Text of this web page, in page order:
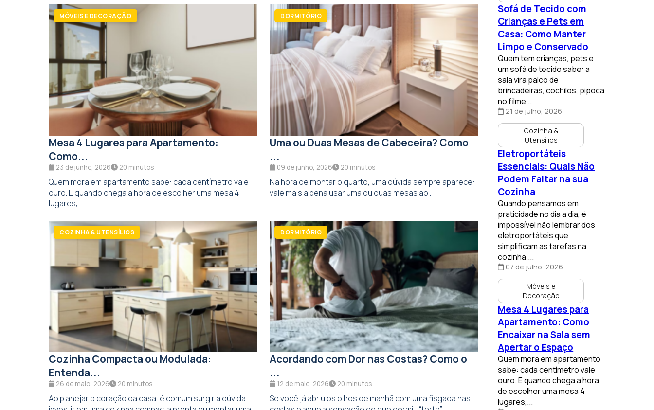
MÓVEIS E DECORAÇÃO
Mesa 4 Lugares para Apartamento:
Como...
23 de junho, 2026 20 minutos
Quem mora em apartamento sabe: cada centímetro vale
ouro. E quando chega a hora de escolher uma mesa 4
lugares,...
DORMITÓRIO
Uma ou Duas Mesas de Cabeceira? Como
...
09 de junho, 2026 20 minutos
Na hora de montar o quarto, uma dúvida sempre aparece:
vale mais a pena usar uma ou duas mesas ao...
COZINHA & UTENSÍLIOS
Cozinha Compacta ou Modulada:
Entenda...
26 de maio, 2026 20 minutos
Ao planejar o coração da casa, é comum surgir a dúvida:
DORMITÓRIO
Acordando com Dor nas Costas? Como o
...
12 de maio, 2026 20 minutos
Se você já abriu os olhos de manhã com uma fisgada nas
Sofá de Tecido com
Crianças e Pets em
Casa: Como Manter
Limpo e Conservado
Quem tem crianças, pets e
um sofá de tecido sabe: a
sala vira palco de
brincadeiras, cochilos, pipoca
no filme...
21 de julho, 2026
Cozinha &
Utensílios
Eletroportáteis
Essenciais: Quais Não
Podem Faltar na sua
Cozinha
Quando pensamos em
praticidade no dia a dia, é
impossível não lembrar dos
eletroportáteis que
simplificam as tarefas na
cozinha....
07 de julho, 2026
Móveis e
Decoração
Mesa 4 Lugares para
Apartamento: Como
Encaixar na Sala sem
Apertar o Espaço
Quem mora em apartamento
sabe: cada centímetro vale
ouro. E quando chega a hora
de escolher uma mesa 4
lugares,...